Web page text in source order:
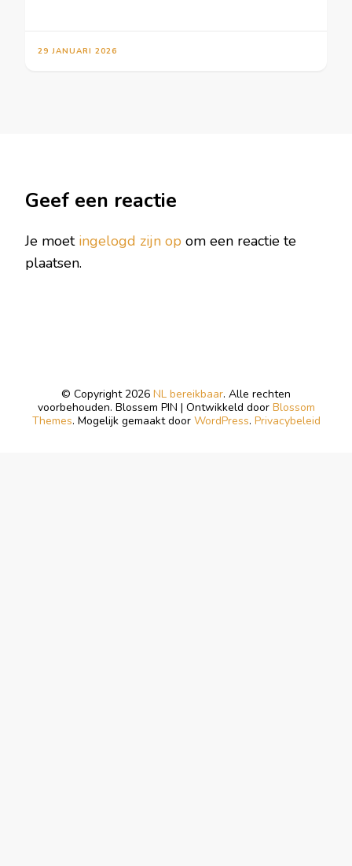
29 JANUARI 2026
Geef een reactie
Je moet ingelogd zijn op om een reactie te
plaatsen.
© Copyright 2026 NL bereikbaar. Alle rechten
voorbehouden. Blossem PIN | Ontwikkeld door Blossom
Themes. Mogelijk gemaakt door WordPress. Privacybeleid